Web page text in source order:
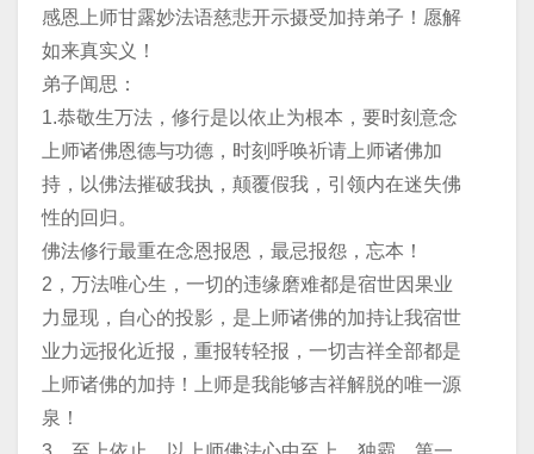
感恩上师甘露妙法语慈悲开示摄受加持弟子！愿解
如来真实义！
弟子闻思：
1.恭敬生万法，修行是以依止为根本，要时刻意念
上师诸佛恩德与功德，时刻呼唤祈请上师诸佛加
持，以佛法摧破我执，颠覆假我，引领内在迷失佛
性的回归。
佛法修行最重在念恩报恩，最忌报怨，忘本！
2，万法唯心生，一切的违缘磨难都是宿世因果业
力显现，自心的投影，是上师诸佛的加持让我宿世
业力远报化近报，重报转轻报，一切吉祥全部都是
上师诸佛的加持！上师是我能够吉祥解脱的唯一源
泉！